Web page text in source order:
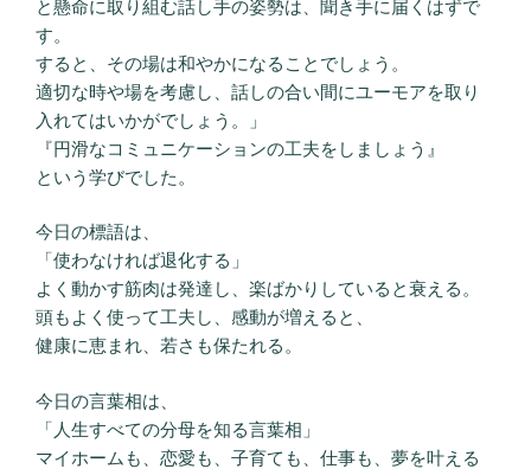
と懸命に取り組む話し手の姿勢は、聞き手に届くはずで
す。
すると、その場は和やかになることでしょう。
適切な時や場を考慮し、話しの合い間にユーモアを取り
入れてはいかがでしょう。」
『円滑なコミュニケーションの工夫をしましょう』
という学びでした。
今日の標語は、
「使わなければ退化する」
よく動かす筋肉は発達し、楽ばかりしていると衰える。
頭もよく使って工夫し、感動が増えると、
健康に恵まれ、若さも保たれる。
今日の言葉相は、
「人生すべての分母を知る言葉相」
マイホームも、恋愛も、子育ても、仕事も、夢を叶える